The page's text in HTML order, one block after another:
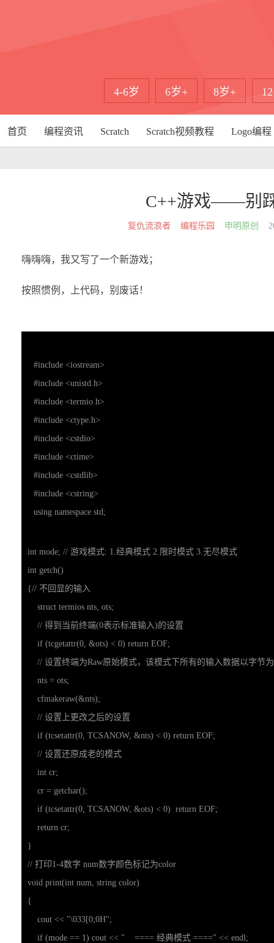
4-6岁 6岁+ 8岁+
首页 编程资讯 Scratch Scratch视频教程 Logo编程
C++游戏——别
复仇流浪者 编程乐园 申明原创
嗨嗨嗨，我又写了一个新游戏；
按照惯例，上代码，别废话！
#include <iostream>
#include <unistd.h>
#include <termio.h>
#include <ctype.h>
#include <cstdio>
#include <ctime>
#include <cstdlib>
#include <cstring>
using namespace std;
int mode; // 游戏模式: 1.经典模式 2.限时模式 3.无尽模式
int getch()
{// 不回显的输入
    struct termios nts, ots;
    // 得到当前终端(0表示标准输入)的设置
    if (tcgetattr(0, &ots) < 0) return EOF;
// 设置终端为Raw原始模式，该模式下所有的输入数据以字节
    nts = ots;
    cfmakeraw(&nts);
    // 设置上更改之后的设置
    if (tcsetattr(0, TCSANOW, &nts) < 0) return EOF;
    // 设置还原成老的模式
    int cr;
    cr = getchar();
    if (tcsetattr(0, TCSANOW, &ots) < 0)  return EOF;
    return cr;
}
// 打印1-4数字 num数字颜色标记为color
void print(int num, string color)
{
    cout << "\033[0;0H";
    if (mode == 1) cout << "    ==== 经典模式 ====" << endl;